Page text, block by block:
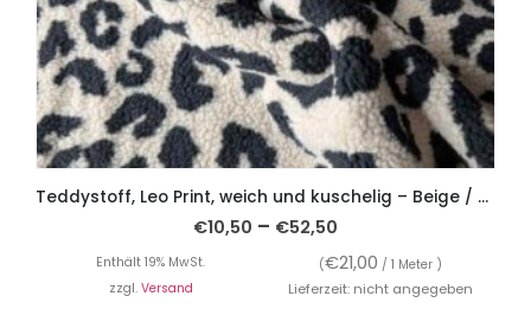
Teddystoff, Leo Print, weich und kuschelig – Beige / Schwarz
€10,50 – €52,50
Enthält 19% MwSt. (€21,00 / 1 Meter )
zzgl. Versand Lieferzeit: nicht angegeben